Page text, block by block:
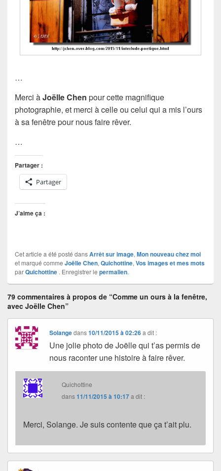
…
Merci àJoëlle Chen pour cette magnifique
photographie, et merci à celle ou celui qui a mis l’ours
à sa fenêtre pour nous faire rêver.
…
Partager :
Partager
J’aime ça :
Cet article a été posté dansArrêt sur image, Mon nouveau chez moi
et marqué comme Joëlle Chen, Quichottine, Vos images et mes mots
parQuichottine . Enregistrer le permalien.
79 commentaires à propos de “Comme un ours à la fenêtre,
avec Joëlle Chen”
Solangedans10/11/2015 à 02:26 a dit :
Une jolie photo de Joëlle qui t’as permis de
nous raconter une histoire à faire rêver.
Quichottine
dans11/11/2015 à 10:17a dit :
Merci, Solange. Je suis contente que ça t’ait plu.